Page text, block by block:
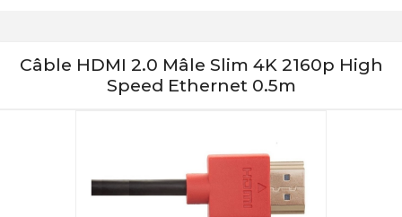
Câble HDMI 2.0 Mâle Slim 4K 2160p High
Speed Ethernet 0.5m